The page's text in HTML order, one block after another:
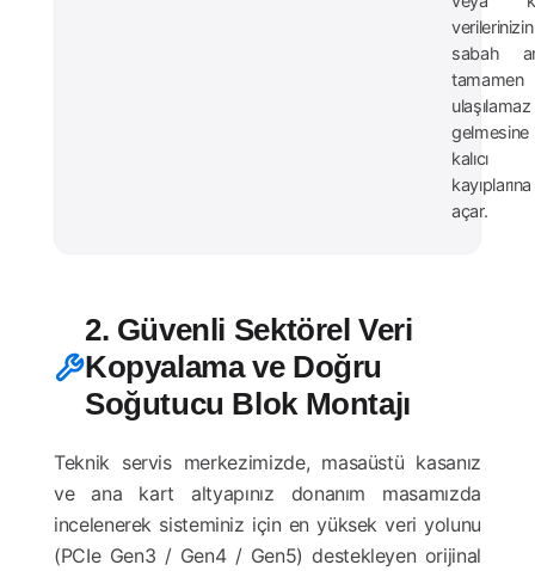
sabah
tamamen
kalıcı
açar.
2. Güvenli Sektörel Veri
Kopyalama ve Doğru
Soğutucu Blok Montajı
Teknik servis merkezimizde, masaüstü kasanız
ve ana kart altyapınız donanım masamızda
incelenerek sisteminiz için en yüksek veri yolunu
(PCIe Gen3 / Gen4 / Gen5) destekleyen orijinal